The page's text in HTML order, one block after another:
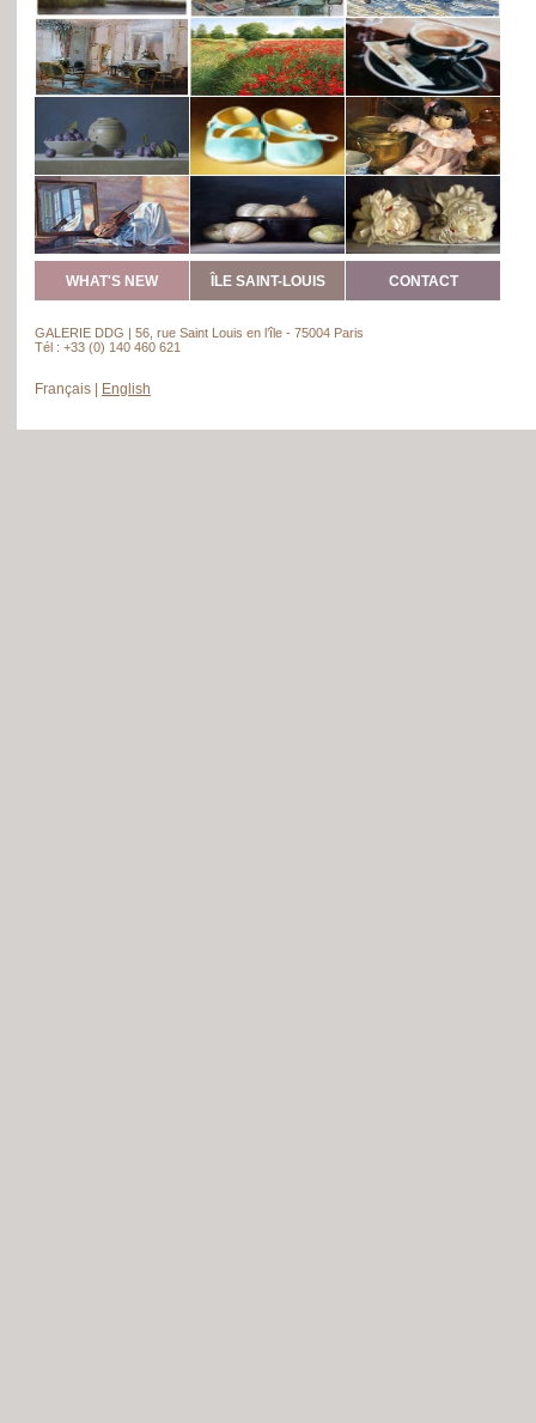
WHAT'S NEW ÎLE SAINT-LOUIS CONTACT
GALERIE DDG | 56, rue Saint Louis en l’île - 75004 Paris
Tél : +33 (0) 140 460 621
Français English